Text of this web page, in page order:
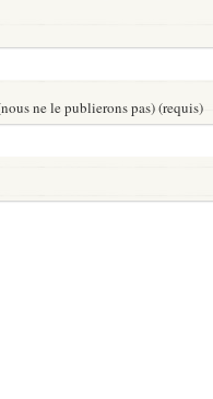
ne le publierons pas) (requis)